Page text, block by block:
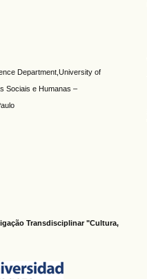
Department,University of
Sociais e Humanas –
Transdisciplinar "Cultura,